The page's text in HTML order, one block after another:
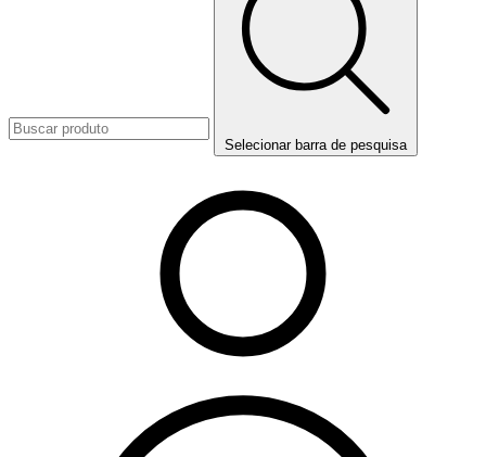
Selecionar barra de pesquisa